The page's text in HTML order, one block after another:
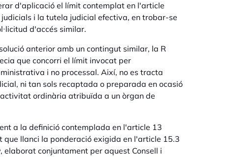
d'aplicació el límit contemplat en l'article
i la tutela judicial efectiva, en trobar-se
d'accés similar.
anterior amb un contingut similar, la R
que concorri el límit invocat per
i no processal. Així, no es tracta
ni tan sols recaptada o preparada en ocasió
ordinària atribuïda a un òrgan de
a la definició contemplada en l'article 13
que llanci la ponderació exigida en l'article 15.3
conjuntament per aquest Consell i